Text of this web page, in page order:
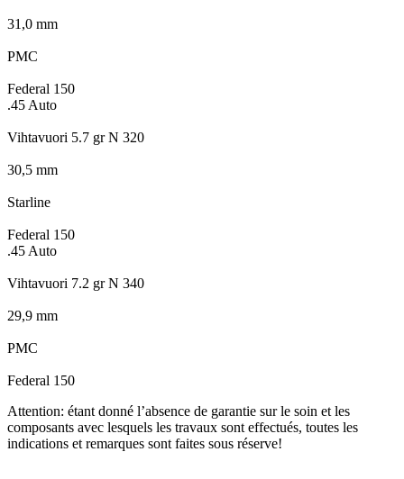
31,0 mm
PMC
Federal 150
.45 Auto
Vihtavuori 5.7 gr N 320
30,5 mm
Starline
Federal 150
.45 Auto
Vihtavuori 7.2 gr N 340
29,9 mm
PMC
Federal 150
Attention: étant donné l’absence de garantie sur le soin et les
composants avec lesquels les travaux sont effectués, toutes les
indications et remarques sont faites sous réserve!